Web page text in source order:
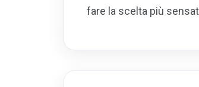
fare la scelta più